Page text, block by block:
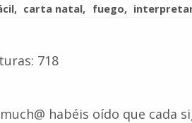
carta natal fuego
718
habéis oído que cada